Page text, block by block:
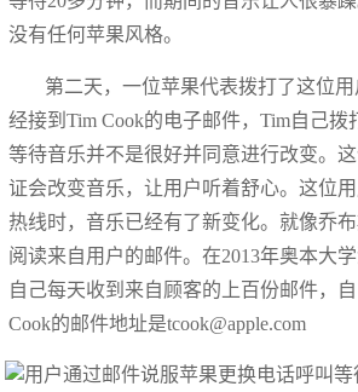
没有任何苹果风格。
第二天，一位苹果代表拨打了这位
经接到Tim Cook的电子邮件，Tim自己
等待音乐并不是很好并同意进行改变。
证会改变音乐，让用户听着舒心。这位
热线时，音乐已经有了新变化。就像乔
阅读来自用户的邮件。在2013年奥本大
自己每天收到来自顾客的上百份邮件，
Cook的邮件地址是tcook@apple.com